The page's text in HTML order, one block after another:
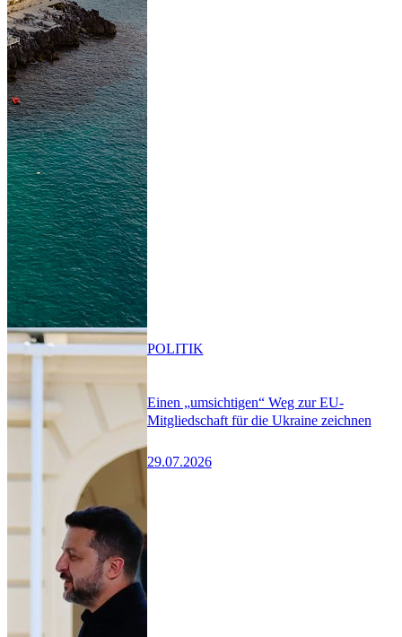
Einen „umsichtigen“ Weg zur EU-
Mitgliedschaft für die Ukraine zeichnen
29.07.2026
POLITIK